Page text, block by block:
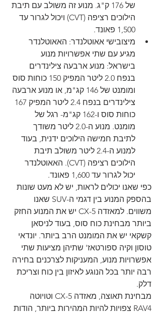
של 176 ק"ג. מנוע זה משולב עם תיבת
הילוכים רציפה (CVT) ויכול לגרור עד
1,500 פאונד.
מיצובישי אאוטלנדר: האאוטלנדר
מגיע עם שתי אפשרויות מנוע
בישראל: מנוע ארבעה צילינדרים
בנפח 2.0 ליטר המפיק 150 כוחות סוס
ומומנט של 146 קג"מ, או מנוע ארבעה
כוחות סוס ו-162 קג"מ- רגל של
מומנט. מנוע ה-2.0 ליטר משודך
לתיבת חמישה הילוכים ידנית, בעוד
למנוע ה-2.4 ליטר משולב תיבת
הילוכים רציפה (CVT). האאוטלנדר
יכול לגרור עד 1,600 פאונד.
כפי שאנו יכולים לראות, יש לא מעט שונות
בהספק המנוע בין דגמי ה-SUV שאנו
משווים. למאזדה CX-5 יש את המנוע החזק
ביותר מבחינת כוח סוס, בעוד לניסאן
קשקאי יש את המומנט הרב ביותר. יונדאי
טוסון וקיה ספורטאז' שתיהן מציעות שתי
אפשרויות מנוע, המעניקות לצרכנים בחירה
רבה יותר בכל הנוגע לאיזון בין כוח וצריכת
דלק.
מבחינת תאוצה, מאזדה CX-5 וטויוטה
RAV4 צפויות להיות המהירות ביותר, הודות